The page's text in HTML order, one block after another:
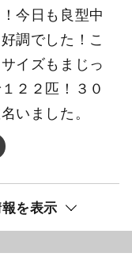
今日も良型中
調でした！こ
イズもまじっ
２２匹！３０
いました。
を表示